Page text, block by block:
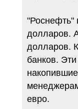
"Роснефть"
долларов.
долларов.
банков.
евро.